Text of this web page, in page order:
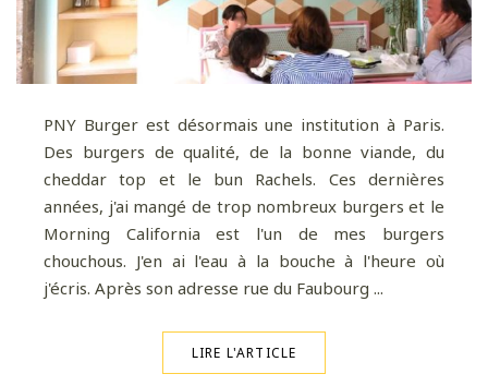
PNY Burger est désormais une institution à Paris.
Des burgers de qualité, de la bonne viande, du
cheddar top et le bun Rachels. Ces dernières
années, j'ai mangé de trop nombreux burgers et le
Morning California est l'un de mes burgers
chouchous. J'en ai l'eau à la bouche à l'heure où
j'écris. Après son adresse rue du Faubourg ...
LIRE L'ARTICLE